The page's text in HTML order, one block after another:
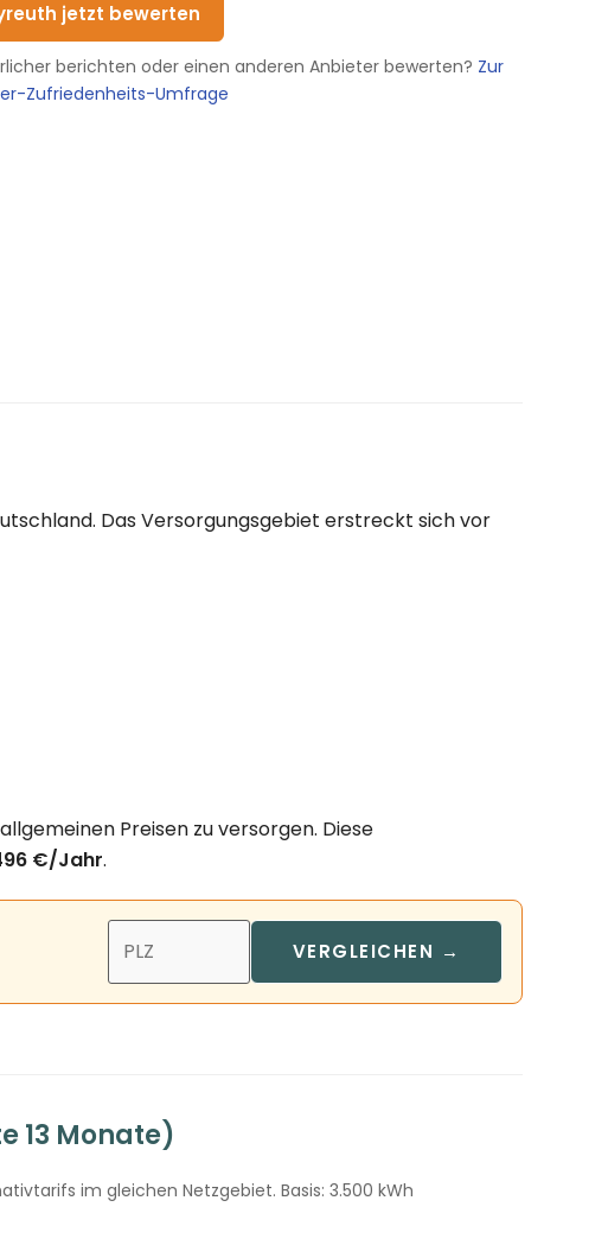
jetzt bewerten
berichten oder einen anderen Anbieter bewerten? Zur
Zufriedenheits-Umfrage
Das Versorgungsgebiet erstreckt sich vor
Preisen zu versorgen. Diese
€/Jahr.
VERGLEICHEN →
13 Monate)
im gleichen Netzgebiet. Basis: 3.500 kWh